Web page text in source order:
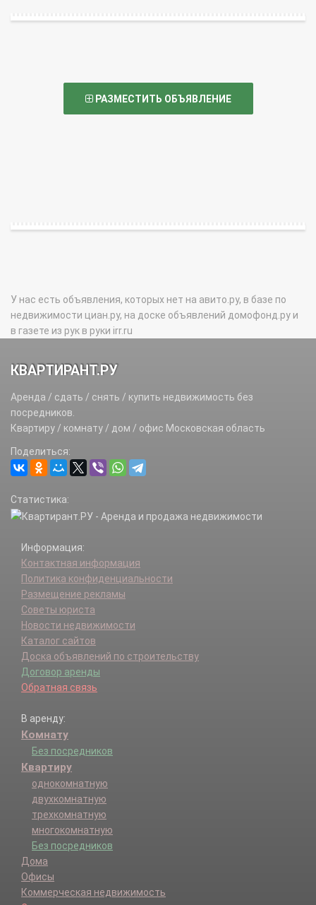
РАЗМЕСТИТЬ ОБЪЯВЛЕНИЕ
У нас есть объявления, которых нет на авито.ру, в базе по
недвижимости циан.ру, на доске объявлений домофонд.ру и
в газете из рук в руки irr.ru
КВАРТИРАНТ.РУ
Аренда / сдать / снять / купить недвижимость без
посредников.
Квартиру / комнату / дом / офис Московская область
Поделиться:
Статистика:
Информация:
Контактная информация
Политика конфиденциальности
Размещение рекламы
Советы юриста
Новости недвижимости
Каталог сайтов
Доска объявлений по строительству
Договор аренды
Обратная связь
В аренду:
Комнату
Без посредников
Квартиру
однокомнатную
двухкомнатную
трехкомнатную
многокомнатную
Без посредников
Дома
Офисы
Коммерческая недвижимость